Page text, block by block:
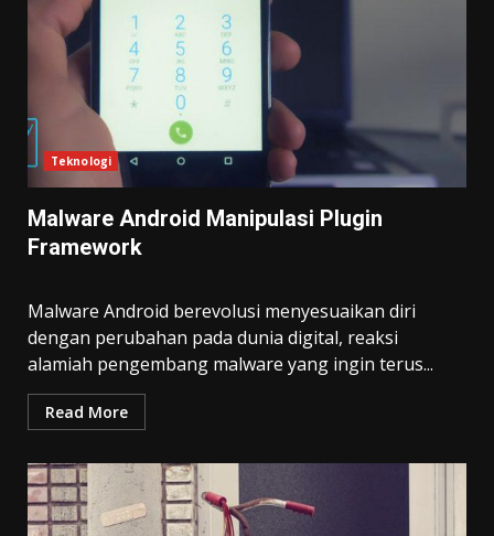
Teknologi
Malware Android Manipulasi Plugin
Framework
Malware Android berevolusi menyesuaikan diri
dengan perubahan pada dunia digital, reaksi
alamiah pengembang malware yang ingin terus...
Read More